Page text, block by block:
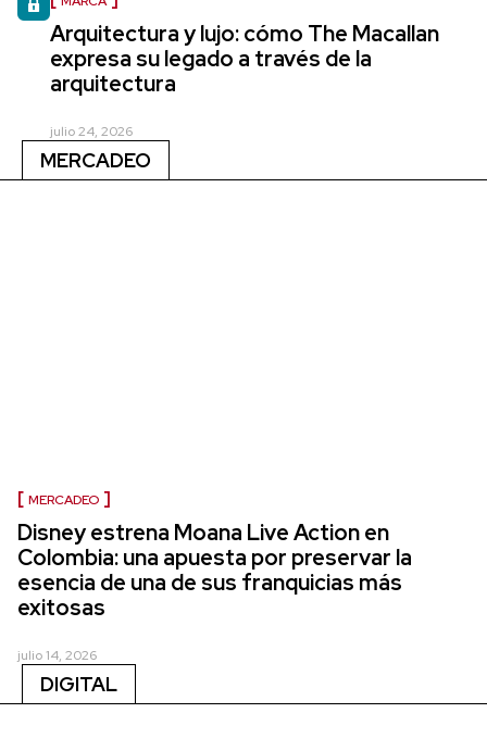
Arquitectura y lujo: cómo The Macallan
expresa su legado a través de la
arquitectura
julio 24, 2026
MERCADEO
MERCADEO
Disney estrena Moana Live Action en
Colombia: una apuesta por preservar la
esencia de una de sus franquicias más
exitosas
julio 14, 2026
DIGITAL